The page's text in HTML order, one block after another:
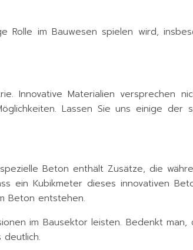
Rolle im Bauwesen spielen wird,
Innovative Materialien versprechen
Lassen Sie uns einige der
Beton enthält Zusätze, die
ein Kubikmeter dieses innovativen
Beton entstehen.
im Bausektor leisten. Bedenkt
deutlich.